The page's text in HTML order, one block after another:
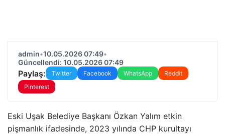
admin•10.05.2026 07:49•
Güncellendi: 10.05.2026 07:49
Paylaş: Twitter Facebook WhatsApp
Reddit
Pinterest
Eski Uşak Belediye Başkanı Özkan Yalım etkin
pişmanlık ifadesinde, 2023 yılında CHP kurultayı